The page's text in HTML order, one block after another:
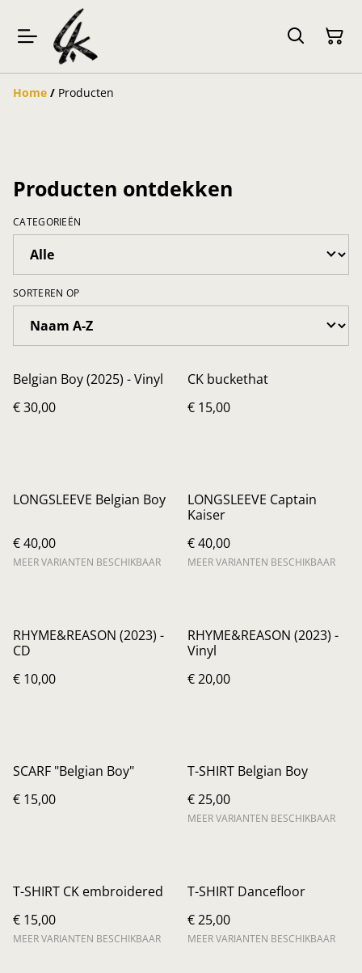
Home / Producten
Producten ontdekken
CATEGORIEËN
SORTEREN OP
Belgian Boy (2025) - Vinyl
€ 30,00
CK buckethat
€ 15,00
LONGSLEEVE Belgian Boy
€ 40,00
MEER VARIANTEN BESCHIKBAAR
LONGSLEEVE Captain
Kaiser
€ 40,00
MEER VARIANTEN BESCHIKBAAR
RHYME&REASON (2023) -
CD
€ 10,00
RHYME&REASON (2023) -
Vinyl
€ 20,00
SCARF "Belgian Boy"
€ 15,00
T-SHIRT Belgian Boy
€ 25,00
MEER VARIANTEN BESCHIKBAAR
T-SHIRT CK embroidered
€ 15,00
MEER VARIANTEN BESCHIKBAAR
T-SHIRT Dancefloor
€ 25,00
MEER VARIANTEN BESCHIKBAAR